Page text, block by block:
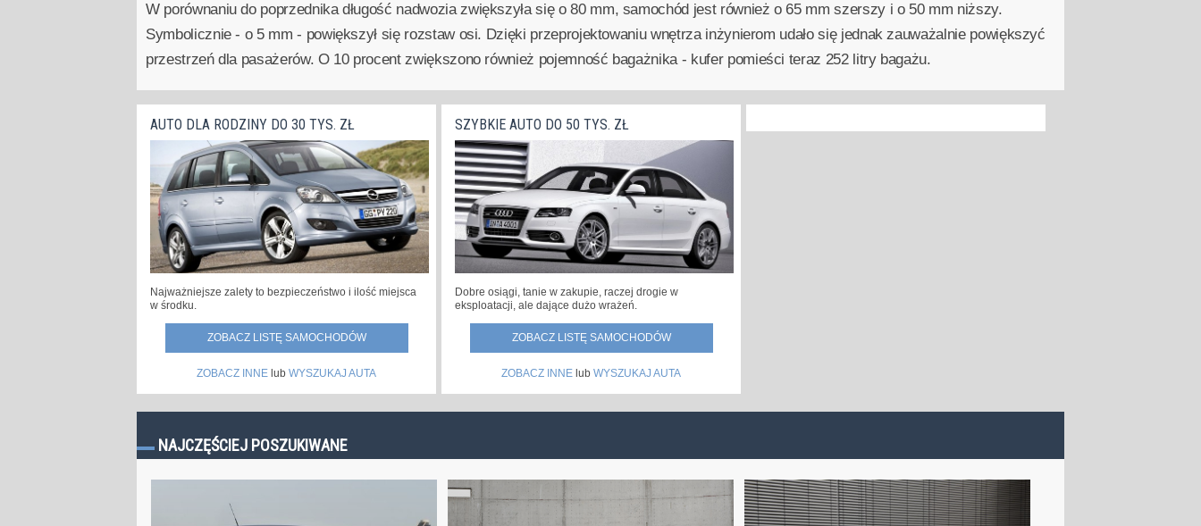
W porównaniu do poprzednika długość nadwozia zwiększyła się o 80 mm, samochód jest również o 65 mm szerszy i o 50 mm niższy.
Symbolicznie - o 5 mm - powiększył się rozstaw osi. Dzięki przeprojektowaniu wnętrza inżynierom udało się jednak zauważalnie powiększyć
przestrzeń dla pasażerów. O 10 procent zwiększono również pojemność bagażnika - kufer pomieści teraz 252 litry bagażu.
AUTO DLA RODZINY DO 30 TYS. ZŁ
Najważniejsze zalety to bezpieczeństwo i ilość miejsca
w środku.
ZOBACZ LISTĘ SAMOCHODÓW
ZOBACZ INNE lub WYSZUKAJ AUTA
SZYBKIE AUTO DO 50 TYS. ZŁ
Dobre osiągi, tanie w zakupie, raczej drogie w
eksploatacji, ale dające dużo wrażeń.
ZOBACZ LISTĘ SAMOCHODÓW
ZOBACZ INNE lub WYSZUKAJ AUTA
NAJCZĘŚCIEJ POSZUKIWANE